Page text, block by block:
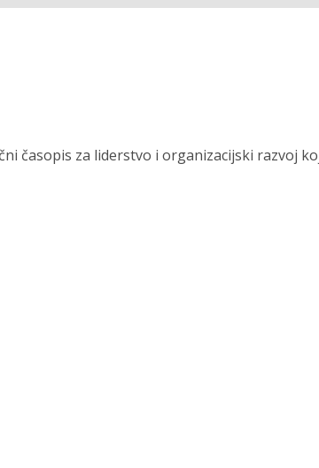
časopis za liderstvo i organizacijski razvoj